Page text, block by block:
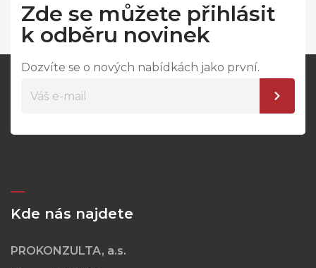
Zde se můžete přihlásit
k odběru novinek
Dozvíte se o nových nabídkách jako první.
Kde nás najdete
PROKONZULTA, a.s.